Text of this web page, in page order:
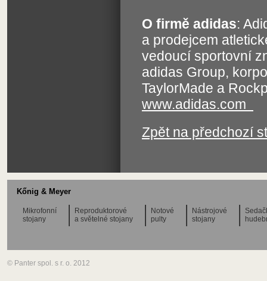
O firmě adidas:
a prodejcem
vedoucí sportovní
adidas Group,
TaylorMade a
www.adidas.com
Zpět na předchozí
Kőnig & Meyer
Mikrofonní
stojany
Reproduktorové
a světelné stojany
Notové
pulty
Nástrojové
stojany
© Panter spol. s r. o. 2012